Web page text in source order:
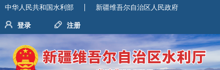
中华人民共和国水利部 新疆维吾尔自治区人民政府
登录 注册